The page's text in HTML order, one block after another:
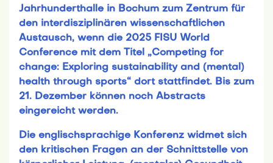
Jahrhunderthalle in Bochum zum Zentrum für
den interdisziplinären wissenschaftlichen
Austausch, wenn die 2025 FISU World
Conference mit dem Titel „Competing for
change: Exploring sustainability and (mental)
health through sports“ dort stattfindet. Bis zum
21. Dezember können noch Abstracts
eingereicht werden.
Die englischsprachige Konferenz widmet sich
den kritischen Fragen an der Schnittstelle von